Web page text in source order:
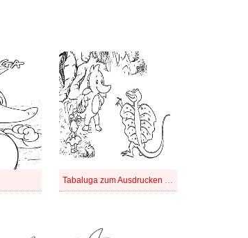
Tabaluga zum Ausdrucken für Kinder